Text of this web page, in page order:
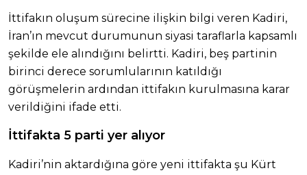
İttifakın oluşum sürecine ilişkin bilgi veren Kadiri,
İran’ın mevcut durumunun siyasi taraflarla kapsamlı
şekilde ele alındığını belirtti. Kadiri, beş partinin
birinci derece sorumlularının katıldığı
görüşmelerin ardından ittifakın kurulmasına karar
verildiğini ifade etti.
İttifakta 5 parti yer alıyor
Kadiri’nin aktardığına göre yeni ittifakta şu Kürt